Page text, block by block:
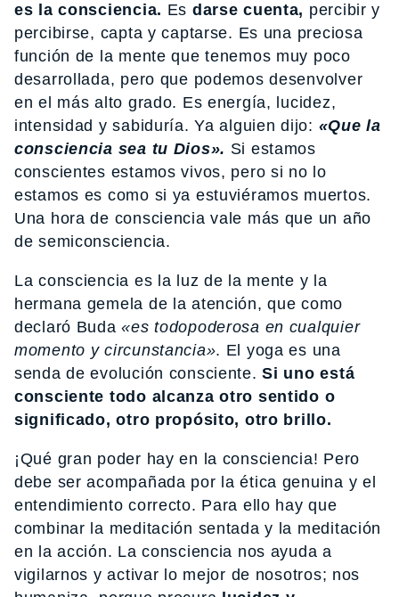
es la consciencia. Es darse cuenta, percibir y
percibirse, capta y captarse. Es una preciosa
función de la mente que tenemos muy poco
desarrollada, pero que podemos desenvolver
en el más alto grado. Es energía, lucidez,
intensidad y sabiduría. Ya alguien dijo: «Que la
consciencia sea tu Dios». Si estamos
conscientes estamos vivos, pero si no lo
estamos es como si ya estuviéramos muertos.
Una hora de consciencia vale más que un año
de semiconsciencia.
La consciencia es la luz de la mente y la
hermana gemela de la atención, que como
declaró Buda«es todopoderosa en cualquier
momento y circunstancia». El yoga es una
senda de evolución consciente.Si uno está
consciente todo alcanza otro sentido o
significado, otro propósito, otro brillo.
¡Qué gran poder hay en la consciencia! Pero
debe ser acompañada por la ética genuina y el
entendimiento correcto. Para ello hay que
combinar la meditación sentada y la meditación
en la acción. La consciencia nos ayuda a
vigilarnos y activar lo mejor de nosotros; nos